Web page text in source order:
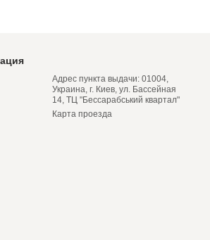
Адрес пункта выдачи: 01004,
Украина, г. Киев, ул. Бассейная
14, ТЦ "Бессарабський квартал"
Карта проезда